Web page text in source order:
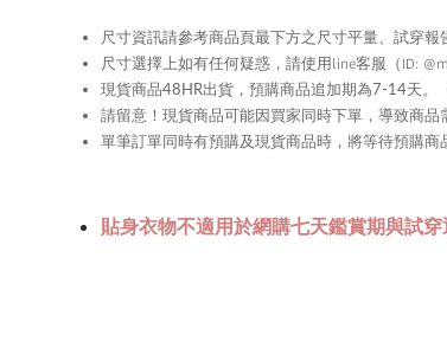
尺寸資訊請參考商品頁最下方之尺寸平量、試穿報
尺寸選擇上如有任何疑惑，請使用line客服（ID:
現貨商品48HR出貨，預購商品追加期為7-14天。
請留意！現貨商品可能因買家同時下單，導致商品
單筆訂單同時有預購及現貨商品時，將等待預購
貼身衣物不適用於網購七天鑑賞期與試穿